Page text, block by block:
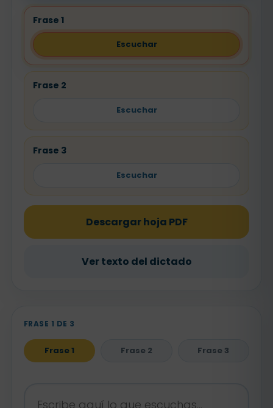
Frase 1
Escuchar
Frase 2
Escuchar
Frase 3
Escuchar
Descargar hoja PDF
Ver texto del dictado
FRASE 1 DE 3
Frase 1 Frase 2 Frase 3